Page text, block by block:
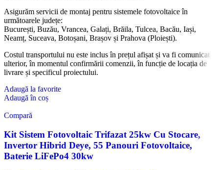
Asigurăm servicii de montaj pentru sistemele fotovoltaice în
următoarele județe:
București, Buzău, Vrancea, Galați, Brăila, Tulcea, Bacău, Iași,
Neamț, Suceava, Botoșani, Brașov și Prahova (Ploiești).
Costul transportului nu este inclus în prețul afișat și va fi comunicat
ulterior, în momentul confirmării comenzii, în funcție de locația de
livrare și specificul proiectului.
Adaugă la favorite
Adaugă în coș
Compară
Kit Sistem Fotovoltaic Trifazat 25kw Cu Stocare,
Invertor Hibrid Deye, 55 Panouri Fotovoltaice,
Baterie LiFePo4 30kw